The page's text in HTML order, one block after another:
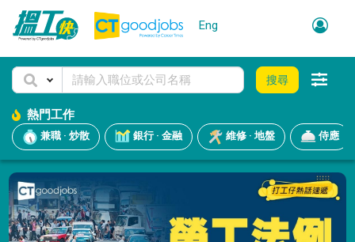
Eng
搜尋
熱門工作
兼職 · 炒散 銀行 · 金融 維修 · 地盤 侍應